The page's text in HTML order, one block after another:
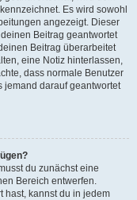
Es wird sowohl
angezeigt. Dieser
Beitrag geantwortet
Beitrag überarbeitet
eine Notiz hinterlassen,
dass normale Benutzer
jemand darauf geantwortet
du zunächst eine
Bereich entwerfen.
hast, kannst du in jedem